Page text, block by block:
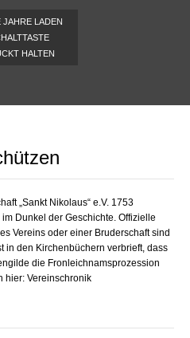
JAHRE LADEN
HALTEN
„Sankt Nikolaus“ e.V. 1753
Dunkel der Geschichte. Offizielle
Vereins oder einer Bruderschaft sind
in den Kirchenbüchern verbrieft, dass
die Fronleichnamsprozession
hier: Vereinschronik